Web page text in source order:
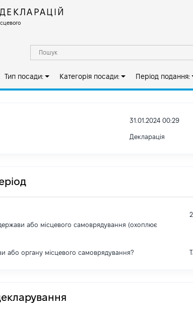
Тип посади: Категорія посади: Період подання:
31.01.2024 00:29
Декларація
або місцевого самоврядування (охоплює
або органу місцевого самоврядування?